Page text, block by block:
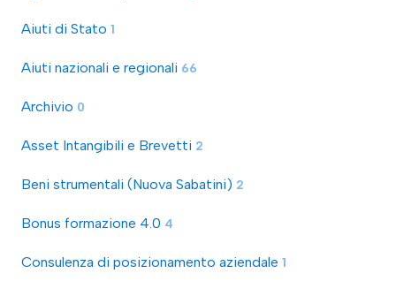
Aiuti di Stato 1
Aiuti nazionali e regionali 66
Archivio 0
Asset Intangibili e Brevetti 2
Beni strumentali (Nuova Sabatini) 2
Bonus formazione 4.0 4
Consulenza di posizionamento aziendale 1